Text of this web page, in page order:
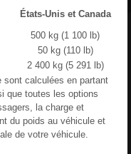
États-Unis et Canada
500 kg (1 100 lb)
50 kg (110 lb)
2 400 kg (5 291 lb)
sont calculées en partant
que toutes les options
la charge et
du poids au véhicule et
de votre véhicule.